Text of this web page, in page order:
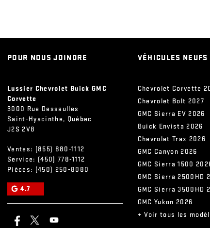
POUR NOUS JOINDRE
Lussier Chevrolet Buick GMC
Corvette
3000 Rue Dessaulles
Saint-Hyacinthe, Québec
J2S 2V8
Ventes: (855) 880-1112
Service: (450) 778-1112
Pièces: (450) 250-8080
4.7
VÉHICULES NEUFS
Chevrolet Corvette
Chevrolet Bolt 2027
GMC Sierra EV 2026
Buick Envista 2026
Chevrolet Trax 2026
GMC Canyon 2026
GMC Sierra 1500
GMC Sierra 2500HD
GMC Sierra 3500HD
GMC Yukon 2026
+ Voir tous les